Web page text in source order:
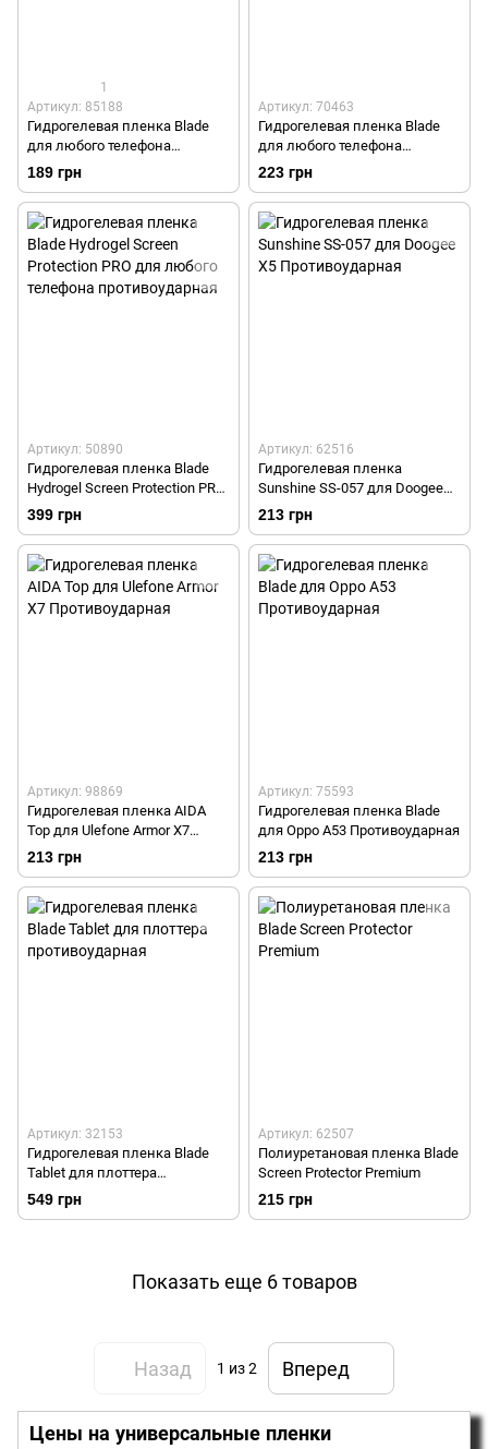
1
Артикул: 85188
Гидрогелевая пленка Blade
для любого телефона
Противоударная
189 грн
Артикул: 70463
Гидрогелевая пленка Blade
для любого телефона
Противоударная Матовая
223 грн
Артикул: 50890
Гидрогелевая пленка Blade
Hydrogel Screen Protection PRO
для любого телефона
противоударная
399 грн
Артикул: 62516
Гидрогелевая пленка
Sunshine SS-057 для Doogee
X5 Противоударная
213 грн
Артикул: 98869
Гидрогелевая пленка AIDA
Top для Ulefone Armor X7
Противоударная
213 грн
Артикул: 75593
Гидрогелевая пленка Blade
для Oppo A53 Противоударная
213 грн
Артикул: 32153
Гидрогелевая пленка Blade
Tablet для плоттера
противоударная
549 грн
Артикул: 62507
Полиуретановая пленка Blade
Screen Protector Premium
215 грн
Показать еще 6 товаров
Назад 1 из 2 Вперед
Цены на универсальные пленки